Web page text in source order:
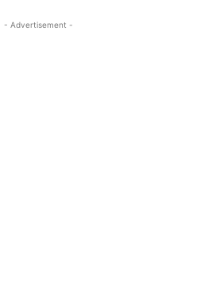
- Advertisement -